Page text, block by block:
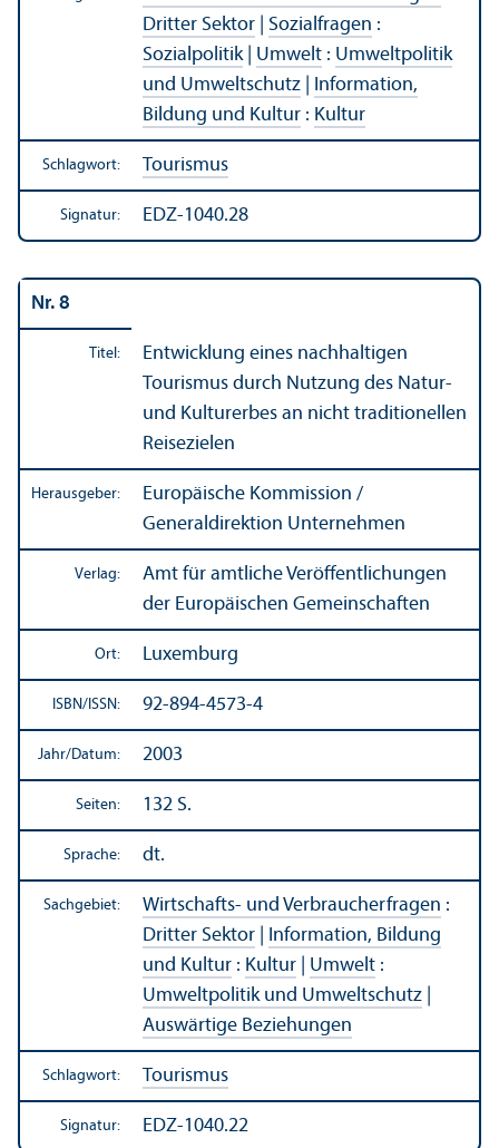
Dritter Sektor
Sozialfragen :
Sozialpolitik| Umwelt : Umweltpolitik
und Umweltschutz
Information,
Bildung und Kultur : Kultur
Schlagwort: Tourismus
Signatur: EDZ-1040.28
Nr. 8
Titel:
Entwicklung eines nachhaltigen
Tourismus durch Nutzung des Natur-
und Kulturerbes an nicht traditionellen
Reisezielen
Herausgeber:
Europäische Kommission /
Generaldirektion Unter­nehmen
Verlag:
Amt für amtliche Veröffentlichungen
der Europäischen Gemeinschaften
Ort: Luxemburg
ISBN/ ISSN: 92-894-4573-4
Jahr/Datum: 2003
Seiten: 132 S.
Sprache: dt.
Sachgebiet: Wirtschafts- und Verbraucherfragen :
Dritter Sektor
Information, Bildung
und Kultur : Kultur Umwelt :
Umweltpolitik und Umweltschutz
Auswärtige Beziehungen
Schlagwort: Tourismus
Signatur: EDZ-1040.22